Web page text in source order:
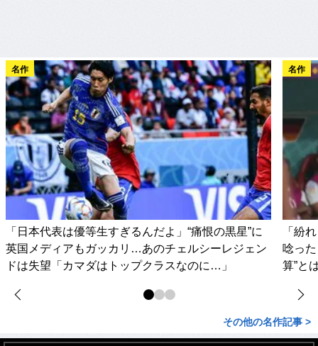
名作
「日本代表は優等生すぎるんだよ」“痛恨の黒星”に
英国メディアもガッカリ…あのチェルシーレジェン
ドは失望「カマダはトップクラスなのに…」
名作
「紛
唸っ
算”と
その他の名作記事 >